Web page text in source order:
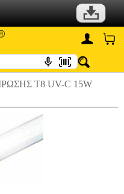
T8 UV-C 15W